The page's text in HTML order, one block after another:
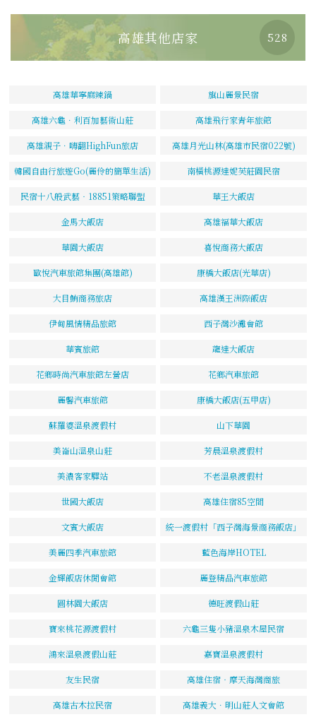
高雄其他店家 528
高雄華寧麻辣鍋 旗山麗景民宿
高雄六龜．利百加藝術山莊 高雄飛行家青年旅館
高雄親子．嗨翻HighFun旅店 高雄月光山林(高雄市民宿022號)
韓國自由行旅遊Go(麗伶的簡單生活) 南橫桃源達妮芙莊園民宿
民宿十八般武藝‧18851策略聯盟 華王大飯店
金馬大飯店 高雄福華大飯店
華園大飯店 喜悅商務大飯店
歐悅汽車旅館集團(高雄館) 康橋大飯店(光華店)
大目鮪商務旅店 高雄漢王洲際飯店
伊甸風情精品旅館 西子灣沙灘會館
華賓旅館 龍達大飯店
花鄉時尚汽車旅館左營店 花鄉汽車旅館
麗馨汽車旅館 康橋大飯店(五甲店)
蘇羅婆溫泉渡假村 山下華園
美崙山溫泉山莊 芳晨溫泉渡假村
美濃客家驛站 不老溫泉渡假村
世國大飯店 高雄住宿85空間
文賓大飯店 統一渡假村「西子灣海景商務飯店」
美麗四季汽車旅館 藍色海岸HOTEL
金輝飯店休閒會館 麗登精品汽車旅館
圓林園大飯店 德旺渡假山莊
寶來桃花源渡假村 六龜三隻小豬溫泉木屋民宿
鴻來溫泉渡假山莊 嘉寶溫泉渡假村
友生民宿 高雄住宿‧摩天海灣商旅
高雄古木拉民宿 高雄義大．明山莊人文會館